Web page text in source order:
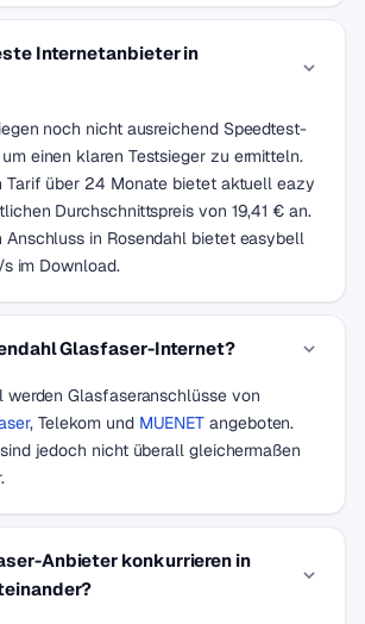
Internetanbieter in
noch nicht ausreichend Speedtest-
einen klaren Testsieger zu ermitteln.
Tarif über 24 Monate bietet aktuell eazy
Durchschnittspreis von 19,41 € an.
Anschluss in Rosendahl bietet easybell
im Download.
Glasfaser-Internet?
werden Glasfaseranschlüsse von
, Telekom und MUENET angeboten.
jedoch nicht überall gleichermaßen
Anbieter konkurrieren in